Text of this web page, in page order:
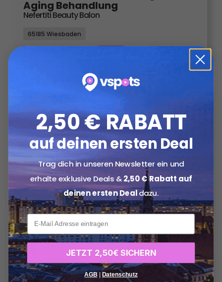
Aging Behandlung
Nefertiti Beauty Balon
65185 Wiesbaden
49,50€ -50%
Wimpern-Lifting inkl. Färben
Nefertiti Beauty Balon
65185 Wiesbaden
59,00€ab 29,50€ -50%
2,50 € RABATT
auf deinen ersten Deal
Trag dich in unseren Newsletter ein und
erhalte exklusive Deals &2,50 € Rabatt auf
deinen ersten Dealdazu.
xxx
JETZT 2,50€ SICHERN
AGB| Datenschutz